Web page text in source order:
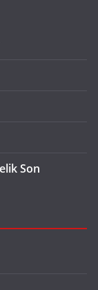
Son